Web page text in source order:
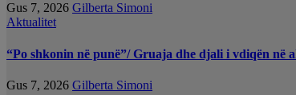
Gus 7, 2026 Gilberta Simoni
Aktualitet
“Po shkonin në punë”/ Gruaja dhe djali i vdiqën
Gus 7, 2026 Gilberta Simoni